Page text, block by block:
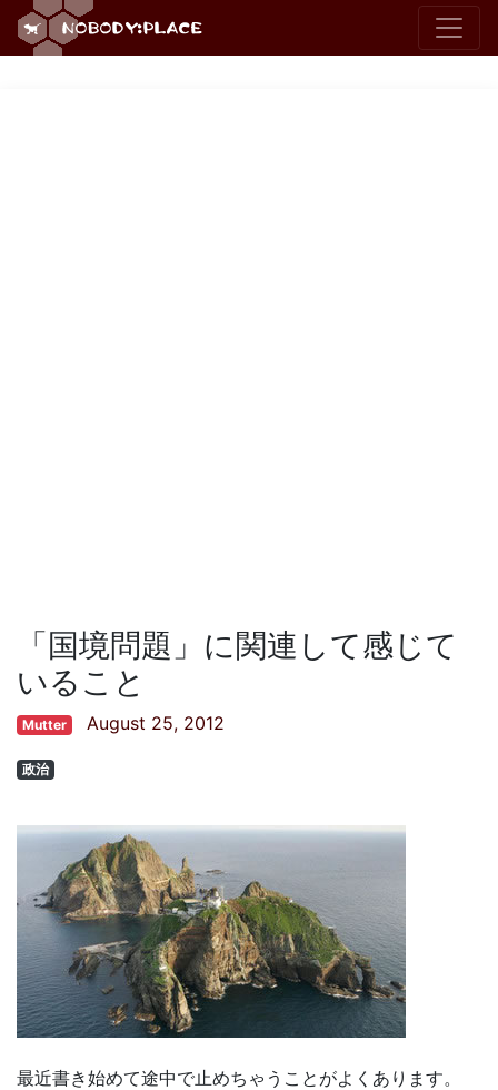
「国境問題」に関連して感じて
いること
Mutter August 25, 2012
政治
最近書き始めて途中で止めちゃうことがよくあります。